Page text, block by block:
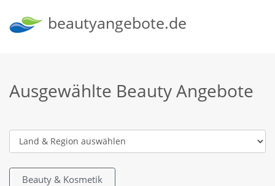
beautyangebote.de
Ausgewählte Beauty Angebote
Beauty & Kosmetik